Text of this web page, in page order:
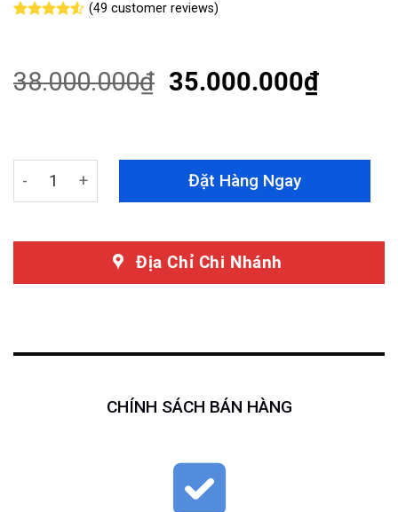
customer
ratings
(49 customer reviews)
38.000.000₫ 35.000.000₫
Dán PPF Volvo XC40 Chính Hãng Teckwrap quantity
Đặt Hàng Ngay
Địa Chỉ Chi Nhánh
CHÍNH SÁCH BÁN HÀNG